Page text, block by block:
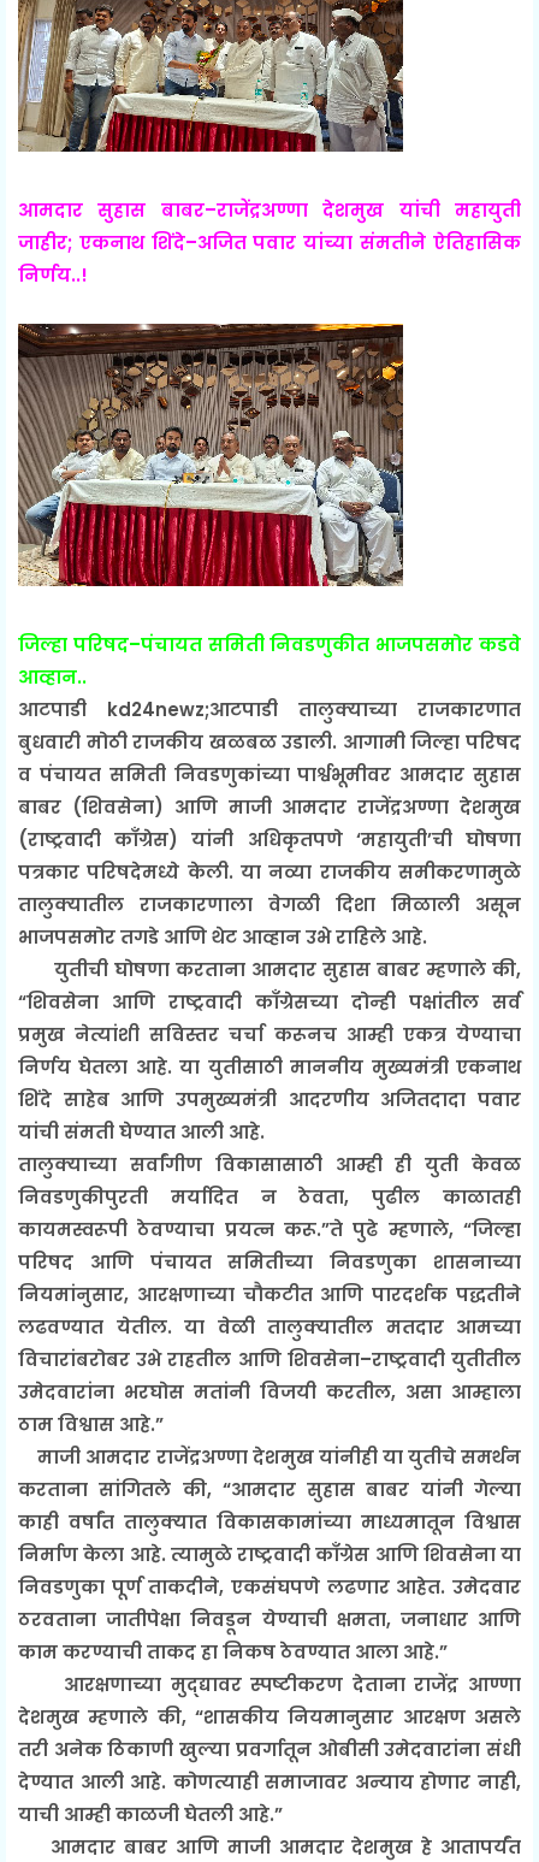
आमदार सुहास बाबर–राजेंद्रअण्णा देशमुख यांची महायुती
जाहीर; एकनाथ शिंदे–अजित पवार यांच्या संमतीने ऐतिहासिक
निर्णय..!
जिल्हा परिषद–पंचायत समिती निवडणुकीत भाजपसमोर कडवे
आव्हान..
आटपाडी kd24newz;आटपाडी तालुक्याच्या राजकारणात
बुधवारी मोठी राजकीय खळबळ उडाली. आगामी जिल्हा परिषद
व पंचायत समिती निवडणुकांच्या पार्श्वभूमीवर आमदार सुहास
बाबर (शिवसेना) आणि माजी आमदार राजेंद्रअण्णा देशमुख
(राष्ट्रवादी काँग्रेस) यांनी अधिकृतपणे ‘महायुती’ची घोषणा
पत्रकार परिषदेमध्ये केली. या नव्या राजकीय समीकरणामुळे
तालुक्यातील राजकारणाला वेगळी दिशा मिळाली असून
भाजपसमोर तगडे आणि थेट आव्हान उभे राहिले आहे.
युतीची घोषणा करताना आमदार सुहास बाबर म्हणाले की,
“शिवसेना आणि राष्ट्रवादी काँग्रेसच्या दोन्ही पक्षांतील सर्व
प्रमुख नेत्यांशी सविस्तर चर्चा करूनच आम्ही एकत्र येण्याचा
निर्णय घेतला आहे. या युतीसाठी माननीय मुख्यमंत्री एकनाथ
शिंदे साहेब आणि उपमुख्यमंत्री आदरणीय अजितदादा पवार
यांची संमती घेण्यात आली आहे.
तालुक्याच्या सर्वांगीण विकासासाठी आम्ही ही युती केवळ
निवडणुकीपुरती मर्यादित न ठेवता, पुढील काळातही
कायमस्वरूपी ठेवण्याचा प्रयत्न करू.”ते पुढे म्हणाले, “जिल्हा
परिषद आणि पंचायत समितीच्या निवडणुका शासनाच्या
नियमांनुसार, आरक्षणाच्या चौकटीत आणि पारदर्शक पद्धतीने
लढवण्यात येतील. या वेळी तालुक्यातील मतदार आमच्या
विचारांबरोबर उभे राहतील आणि शिवसेना–राष्ट्रवादी युतीतील
उमेदवारांना भरघोस मतांनी विजयी करतील, असा आम्हाला
ठाम विश्वास आहे.”
माजी आमदार राजेंद्रअण्णा देशमुख यांनीही या युतीचे समर्थन
करताना सांगितले की, “आमदार सुहास बाबर यांनी गेल्या
काही वर्षांत तालुक्यात विकासकामांच्या माध्यमातून विश्वास
निर्माण केला आहे. त्यामुळे राष्ट्रवादी काँग्रेस आणि शिवसेना या
निवडणुका पूर्ण ताकदीने, एकसंघपणे लढणार आहेत. उमेदवार
ठरवताना जातीपेक्षा निवडून येण्याची क्षमता, जनाधार आणि
काम करण्याची ताकद हा निकष ठेवण्यात आला आहे.”
आरक्षणाच्या मुद्द्यावर स्पष्टीकरण देताना राजेंद्र आण्णा
देशमुख म्हणाले की, “शासकीय नियमानुसार आरक्षण असले
तरी अनेक ठिकाणी खुल्या प्रवर्गातून ओबीसी उमेदवारांना संधी
देण्यात आली आहे. कोणत्याही समाजावर अन्याय होणार नाही,
याची आम्ही काळजी घेतली आहे.”
आमदार बाबर आणि माजी आमदार देशमुख हे आतापर्यंत